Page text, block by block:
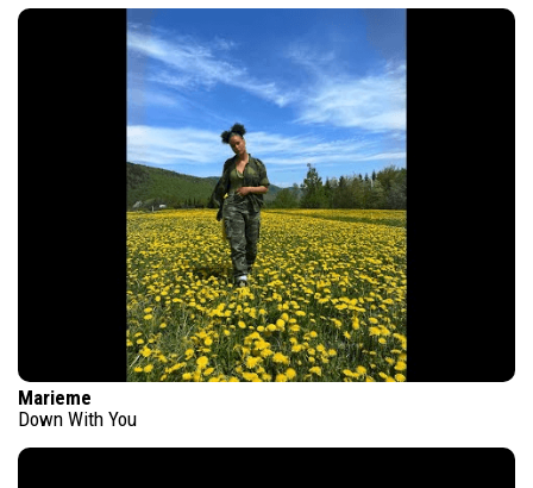
Marieme
Down With You